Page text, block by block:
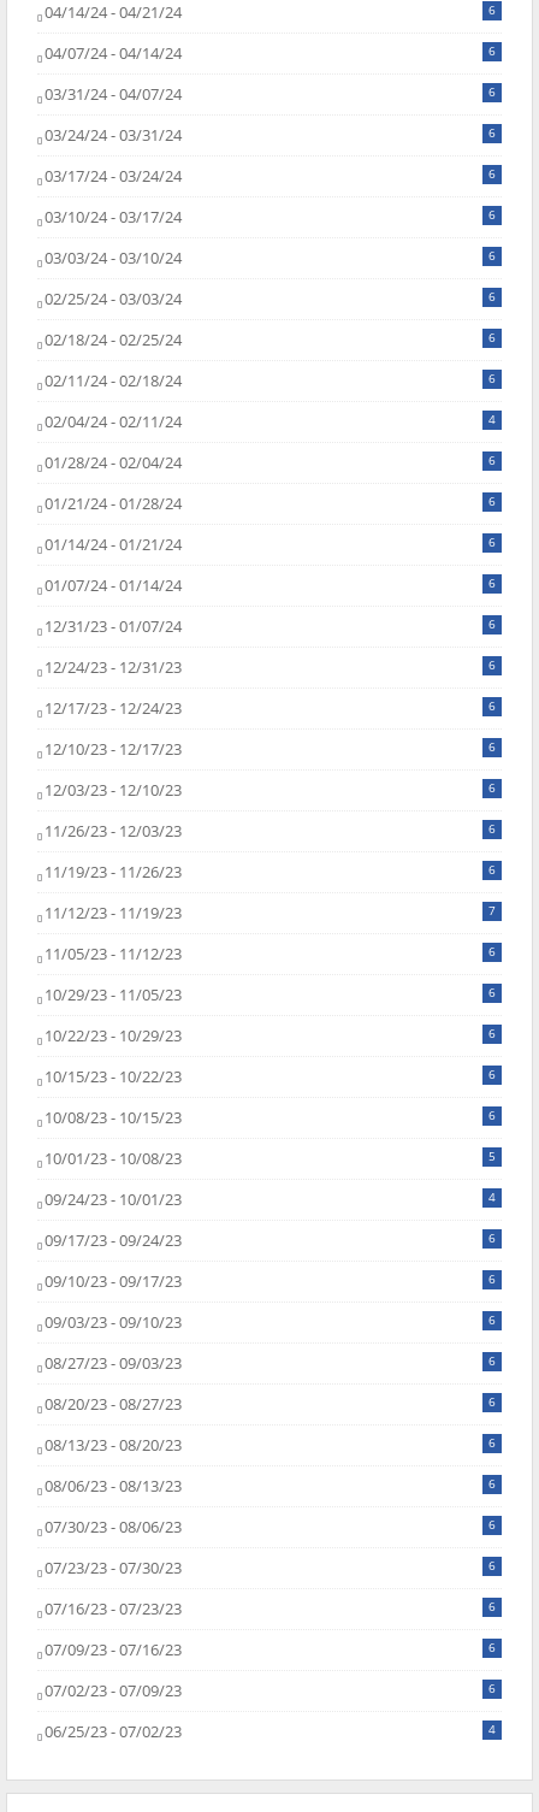
04/14/24 - 04/21/24 6
04/07/24 - 04/14/24 6
03/31/24 - 04/07/24 6
03/24/24 - 03/31/24 6
03/17/24 - 03/24/24 6
03/10/24 - 03/17/24 6
03/03/24 - 03/10/24 6
02/25/24 - 03/03/24 6
02/18/24 - 02/25/24 6
02/11/24 - 02/18/24 6
02/04/24 - 02/11/24 4
01/28/24 - 02/04/24 6
01/21/24 - 01/28/24 6
01/14/24 - 01/21/24 6
01/07/24 - 01/14/24 6
12/31/23 - 01/07/24 6
12/24/23 - 12/31/23 6
12/17/23 - 12/24/23 6
12/10/23 - 12/17/23 6
12/03/23 - 12/10/23 6
11/26/23 - 12/03/23 6
11/19/23 - 11/26/23 6
11/12/23 - 11/19/23 7
11/05/23 - 11/12/23 6
10/29/23 - 11/05/23 6
10/22/23 - 10/29/23 6
10/15/23 - 10/22/23 6
10/08/23 - 10/15/23 6
10/01/23 - 10/08/23 5
09/24/23 - 10/01/23 4
09/17/23 - 09/24/23 6
09/10/23 - 09/17/23 6
09/03/23 - 09/10/23 6
08/27/23 - 09/03/23 6
08/20/23 - 08/27/23 6
08/13/23 - 08/20/23 6
08/06/23 - 08/13/23 6
07/30/23 - 08/06/23 6
07/23/23 - 07/30/23 6
07/16/23 - 07/23/23 6
07/09/23 - 07/16/23 6
07/02/23 - 07/09/23 6
06/25/23 - 07/02/23 4